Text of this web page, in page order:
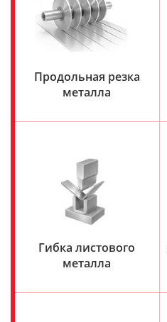
Продольная резка
металла
Гибка листового
металла